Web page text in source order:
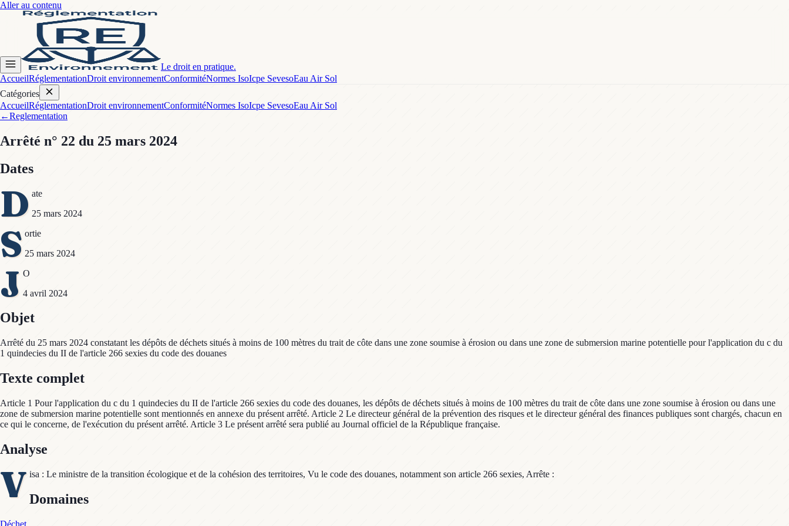
Aller au contenu
Le droit en pratique.
AccueilRéglementationDroit environnementConformitéNormes IsoIcpe SevesoEau Air Sol
Catégories
AccueilRéglementationDroit environnementConformitéNormes IsoIcpe SevesoEau Air Sol
←Reglementation
Arrêté n° 22 du 25 mars 2024
Dates
D ate
25 mars 2024
S ortie
25 mars 2024
J O
4 avril 2024
Objet
Arrêté du 25 mars 2024 constatant les dépôts de déchets situés à moins de 100 mètres du trait de côte dans une zone soumise à érosion ou dans une zone de submersion marine potentielle pour l'application du c du
1 quindecies du II de l'article 266 sexies du code des douanes
Texte complet
Article 1 Pour l'application du c du 1 quindecies du II de l'article 266 sexies du code des douanes, les dépôts de déchets situés à moins de 100 mètres du trait de côte dans une zone soumise à érosion ou dans une
zone de submersion marine potentielle sont mentionnés en annexe du présent arrêté. Article 2 Le directeur général de la prévention des risques et le directeur général des finances publiques sont chargés, chacun en
ce qui le concerne, de l'exécution du présent arrêté. Article 3 Le présent arrêté sera publié au Journal officiel de la République française.
Analyse
V isa : Le ministre de la transition écologique et de la cohésion des territoires, Vu le code des douanes, notamment son article 266 sexies, Arrête :
Domaines
Déchet